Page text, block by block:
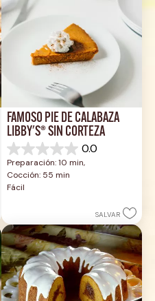
FAMOSO PIE DE CALABAZA
LIBBY'S® SIN CORTEZA
0.0
0.0
de
5
estrellas.
Preparación: 10 min,
Cocción: 55 min
Fácil
SALVAR